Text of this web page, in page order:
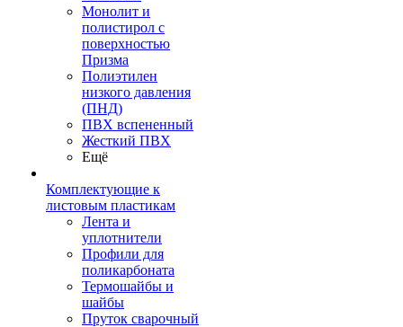
Монолит и
полистирол с
поверхностью
Призма
Полиэтилен
низкого давления
(ПНД)
ПВХ вспененный
Жесткий ПВХ
Ещё
Комплектующие к
листовым пластикам
Лента и
уплотнители
Профили для
поликарбоната
Термошайбы и
шайбы
Пруток сварочный